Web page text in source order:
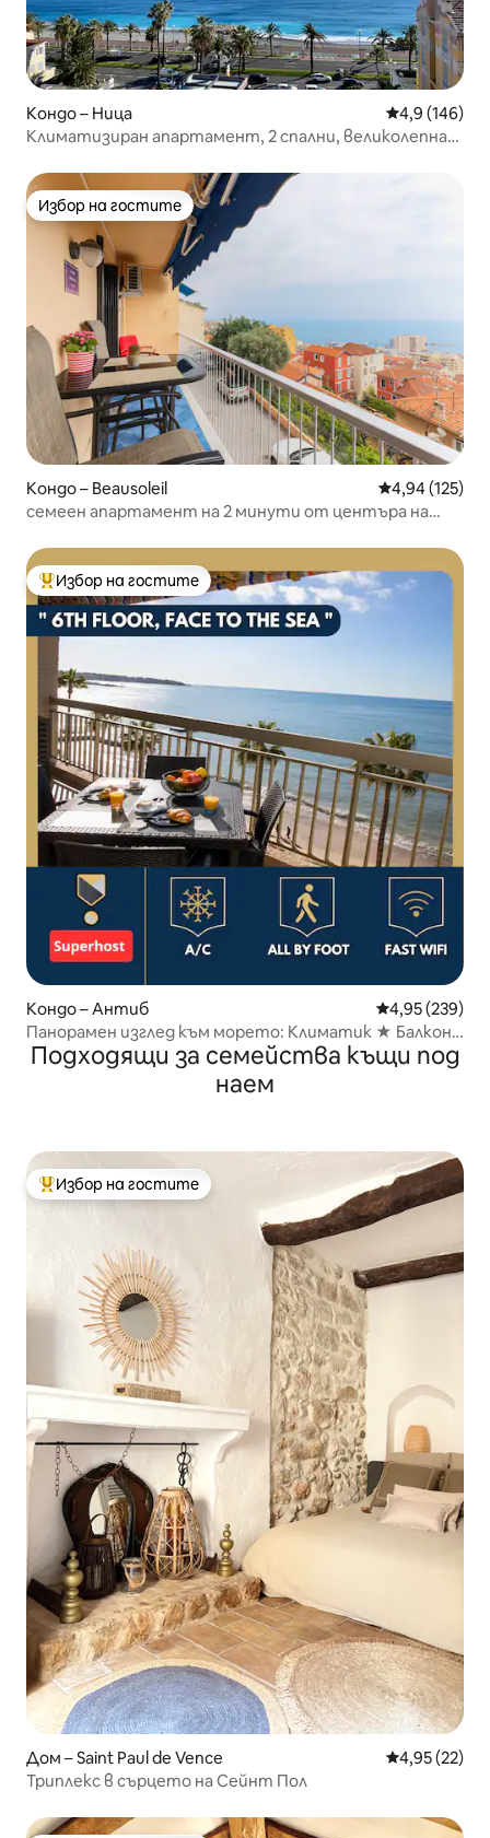
Кондо – Ница Средна
4,9 (146)
Климатизиран апартамент, 2 спални, великолепна
Избор на гостите
Избор на гостите
Кондо – Beausoleil Средна
4,94 (125)
семеен апартамент на 2 минути от центъра на
Най-популярен избор на гостите
Избор на гостите
Кондо – Антиб Средна
4,95 (239)
Панорамен изглед към морето: Климатик ★ Балкон
★ Плажове
Подходящи за семейства къщи под
наем
Най-популярен избор на гостите
Избор на гостите
Дом – Saint Paul de Vence Средна
4,95 (22)
Триплекс в сърцето на Сейнт Пол